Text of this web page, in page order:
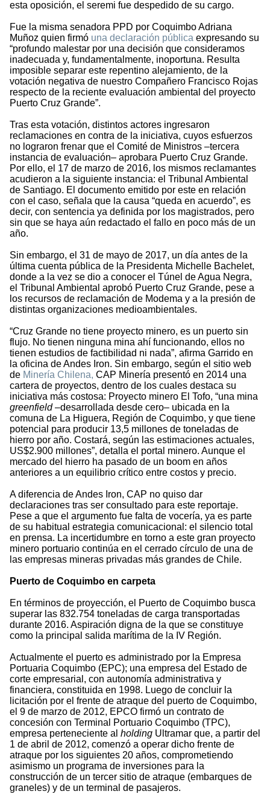
esta oposición, el seremi fue despedido de su cargo.
Fue la misma senadora PPD por Coquimbo Adriana
Muñoz quien firmó una declaración pública expresando su
“profundo malestar por una decisión que consideramos
inadecuada y, fundamentalmente, inoportuna. Resulta
imposible separar este repentino alejamiento, de la
votación negativa de nuestro Compañero Francisco Rojas
respecto de la reciente evaluación ambiental del proyecto
Puerto Cruz Grande”.
Tras esta votación, distintos actores ingresaron
reclamaciones en contra de la iniciativa, cuyos esfuerzos
no lograron frenar que el Comité de Ministros –tercera
instancia de evaluación– aprobara Puerto Cruz Grande.
Por ello, el 17 de marzo de 2016, los mismos reclamantes
acudieron a la siguiente instancia: el Tribunal Ambiental
de Santiago. El documento emitido por este en relación
con el caso, señala que la causa “queda en acuerdo”, es
decir, con sentencia ya definida por los magistrados, pero
sin que se haya aún redactado el fallo en poco más de un
año.
Sin embargo, el 31 de mayo de 2017, un día antes de la
última cuenta pública de la Presidenta Michelle Bachelet,
donde a la vez se dio a conocer el Túnel de Agua Negra,
el Tribunal Ambiental aprobó Puerto Cruz Grande, pese a
los recursos de reclamación de Modema y a la presión de
distintas organizaciones medioambientales.
“Cruz Grande no tiene proyecto minero, es un puerto sin
flujo. No tienen ninguna mina ahí funcionando, ellos no
tienen estudios de factibilidad ni nada”, afirma Garrido en
la oficina de Andes Iron. Sin embargo, según el sitio web
de Minería Chilena, CAP Minería presentó en 2014 una
cartera de proyectos, dentro de los cuales destaca su
iniciativa más costosa: Proyecto minero El Tofo, “una mina
greenfield–desarrollada desde cero– ubicada en la
comuna de La Higuera, Región de Coquimbo, y que tiene
potencial para producir 13,5 millones de toneladas de
hierro por año. Costará, según las estimaciones actuales,
US$2.900 millones”, detalla el portal minero. Aunque el
mercado del hierro ha pasado de un boom en años
anteriores a un equilibrio crítico entre costos y precio.
A diferencia de Andes Iron, CAP no quiso dar
declaraciones tras ser consultado para este reportaje.
Pese a que el argumento fue falta de vocería, ya es parte
de su habitual estrategia comunicacional: el silencio total
en prensa. La incertidumbre en torno a este gran proyecto
minero portuario continúa en el cerrado círculo de una de
las empresas mineras privadas más grandes de Chile.
Puerto de Coquimbo en carpeta
En términos de proyección, el Puerto de Coquimbo busca
superar las 832.754 toneladas de carga transportadas
durante 2016. Aspiración digna de la que se constituye
como la principal salida marítima de la IV Región.
Actualmente el puerto es administrado por la Empresa
Portuaria Coquimbo (EPC); una empresa del Estado de
corte empresarial, con autonomía administrativa y
financiera, constituida en 1998. Luego de concluir la
licitación por el frente de atraque del puerto de Coquimbo,
el 9 de marzo de 2012, EPCO firmó un contrato de
concesión con Terminal Portuario Coquimbo (TPC),
empresa perteneciente al holding Ultramar que, a partir del
1 de abril de 2012, comenzó a operar dicho frente de
atraque por los siguientes 20 años, comprometiendo
asimismo un programa de inversiones para la
construcción de un tercer sitio de atraque (embarques de
graneles) y de un terminal de pasajeros.